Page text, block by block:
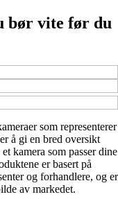
bør vite før du
som representerer
å gi en bred oversikt
kamera som passer dine
er basert på
og forhandlere, og er
av markedet.